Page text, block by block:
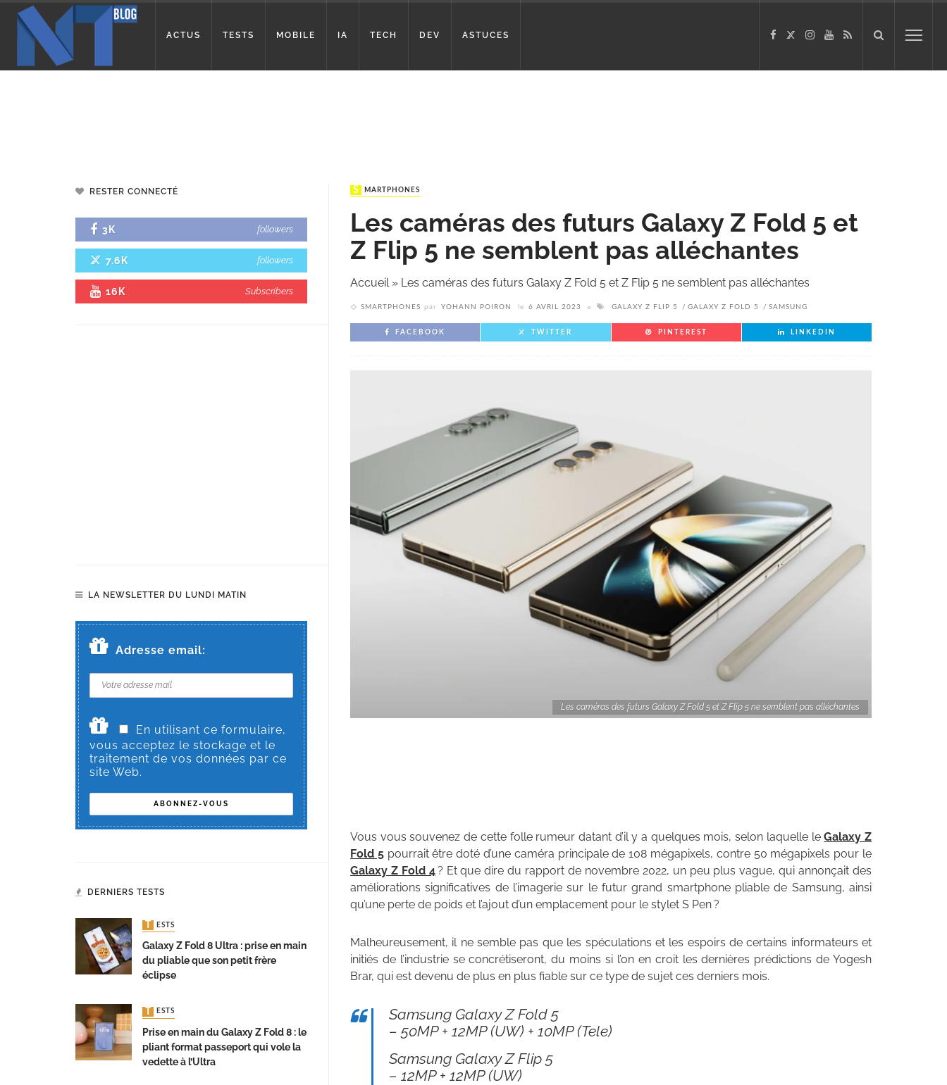
ACTUS TESTS MOBILE IA TECH DEV ASTUCES
SMARTPHONES
Les caméras des futurs Galaxy Z Fold 5 et
Z Flip 5 ne semblent pas alléchantes
Accueil» Les caméras des futurs Galaxy Z Fold 5 et Z Flip 5 ne semblent pas alléchantes
SMARTPHONES par YOHANN POIRON le 6 AVRIL 2023 GALAXY Z FLIP 5 GALAXY Z FOLD 5 SAMSUNG
FACEBOOK TWITTER PINTEREST LINKEDIN
Les caméras des futurs Galaxy Z Fold 5 et Z Flip 5 ne semblent pas alléchantes
Vous vous souvenez de cette folle rumeur datant d’il y a quelques mois, selon laquelle leGalaxy Z
Fold 5pourrait être doté d’une caméra principale de 108 mégapixels, contre 50 mégapixels pour le
Galaxy Z Fold 4? Et que dire du rapport de novembre 2022, un peu plus vague, qui annonçait des
améliorations significatives de l’imagerie sur le futur grand smartphone pliable de Samsung, ainsi
qu’une perte de poids et l’ajout d’un emplacement pour le stylet S Pen ?
Malheureusement, il ne semble pas que les spéculations et les espoirs de certains informateurs et
initiés de l’industrie se concrétiseront, du moins si l’on en croit les dernières prédictions de Yogesh
Brar, qui est devenu de plus en plus fiable sur ce type de sujet ces derniers mois.
Samsung Galaxy Z Fold 5
– 50MP + 12MP (UW) + 10MP (Tele)
Samsung Galaxy Z Flip 5
– 12MP + 12MP (UW)
RESTER CONNECTÉ
3K followers
7.6K followers
16K Subscribers
LA NEWSLETTER DU LUNDI MATIN
Adresse email:
En utilisant ce formulaire,
vous acceptez le stockage et le
traitement de vos données par ce
site Web.
DERNIERS TESTS
TESTS
Galaxy Z Fold 8 Ultra : prise en main
du pliable que son petit frère
éclipse
TESTS
Prise en main du Galaxy Z Fold 8 : le
pliant format passeport qui vole la
vedette à l’Ultra